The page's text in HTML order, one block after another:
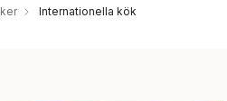
Internationella kök